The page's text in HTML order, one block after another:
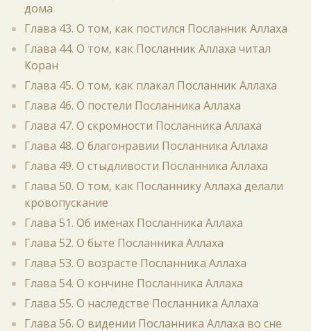
дома
Глава 43. О том, как постился Посланник Аллаха
Глава 44. О том, как Посланник Аллаха читал
Коран
Глава 45. О том, как плакал Посланник Аллаха
Глава 46. О постели Посланника Аллаха
Глава 47. О скромности Посланника Аллаха
Глава 48. О благонравии Посланника Аллаха
Глава 49. О стыдливости Посланника Аллаха
Глава 50. О том, как Посланнику Аллаха делали
кровопускание
Глава 51. Об именах Посланника Аллаха
Глава 52. О быте Посланника Аллаха
Глава 53. О возрасте Посланника Аллаха
Глава 54. О кончине Посланника Аллаха
Глава 55. О наследстве Посланника Аллаха
Глава 56. О видении Посланника Аллаха во сне